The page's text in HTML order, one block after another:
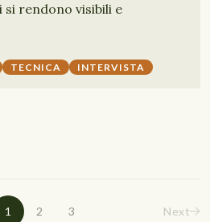
rendono visibili e
TECNICA INTERVISTA
1 2 3 Next